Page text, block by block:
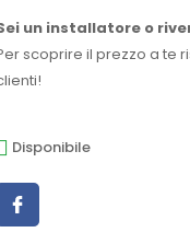
un installatore o
scoprire il prezzo a te
Disponibile